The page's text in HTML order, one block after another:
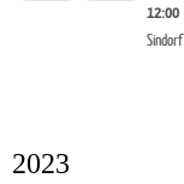
12:00
Sindorf
2023